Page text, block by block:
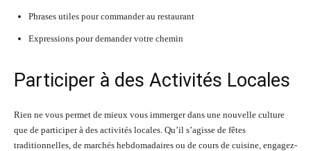
Phrases utiles pour commander au restaurant
Expressions pour demander votre chemin
Participer à des Activités Locales
Rien ne vous permet de mieux vous immerger dans une nouvelle culture
que de participer à des activités locales. Qu’il s’agisse de fêtes
traditionnelles, de marchés hebdomadaires ou de cours de cuisine, engagez-